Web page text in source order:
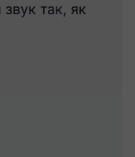
так, як